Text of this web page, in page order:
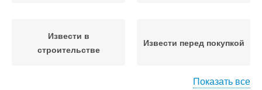
Извести в
строительстве
Извести перед покупкой
Показать все